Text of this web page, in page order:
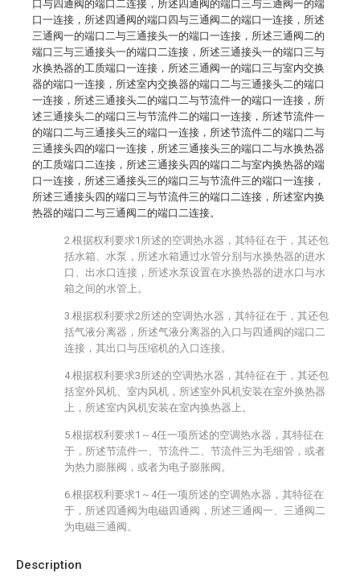
Description
口与四通阀的端口二连接，所述四通阀的端口三与三通阀一的端
口一连接，所述四通阀的端口四与三通阀二的端口一连接，所述
三通阀一的端口二与三通接头一的端口一连接，所述三通阀二的
端口三与三通接头一的端口二连接，所述三通接头一的端口三与
水换热器的工质端口一连接，所述三通阀一的端口三与室内交换
器的端口一连接，所述室内交换器的端口二与三通接头二的端口
一连接，所述三通接头二的端口二与节流件一的端口一连接，所
述三通接头二的端口三与节流件二的端口一连接，所述节流件一
的端口二与三通接头三的端口一连接，所述节流件二的端口二与
三通接头四的端口一连接，所述三通接头三的端口二与水换热器
的工质端口二连接，所述三通接头四的端口二与室内换热器的端
口一连接，所述三通接头三的端口三与节流件三的端口一连接，
所述三通接头四的端口三与节流件三的端口二连接，所述室内换
热器的端口二与三通阀二的端口二连接。
2.根据权利要求1所述的空调热水器，其特征在于，其还包
括水箱、水泵，所述水箱通过水管分别与水换热器的进水
口、出水口连接，所述水泵设置在水换热器的进水口与水
箱之间的水管上。
3.根据权利要求2所述的空调热水器，其特征在于，其还包
括气液分离器，所述气液分离器的入口与四通阀的端口二
连接，其出口与压缩机的入口连接。
4.根据权利要求3所述的空调热水器，其特征在于，其还包
括室外风机、室内风机，所述室外风机安装在室外换热器
上，所述室内风机安装在室内换热器上。
5.根据权利要求1～4任一项所述的空调热水器，其特征在
于，所述节流件一、节流件二、节流件三为毛细管，或者
为热力膨胀阀，或者为电子膨胀阀。
6.根据权利要求1～4任一项所述的空调热水器，其特征在
于，所述四通阀为电磁四通阀，所述三通阀一、三通阀二
为电磁三通阀。